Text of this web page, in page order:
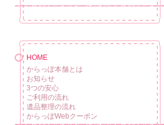
HOME
からっぽ本舗とは
お知らせ
3つの安心
ご利用の流れ
遺品整理の流れ
からっぽWebクーポン